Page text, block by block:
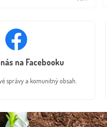
na Facebooku
správy a komunitný obsah.